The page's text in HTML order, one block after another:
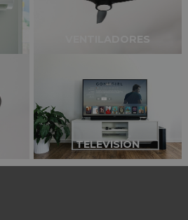
mayor rendimiento, con un
frescos.
Ajusta la temperatura
y sencillacon su termostato
interior, para que tus productos se
las mejores condiciones,
VENTILADORES
TELEVISIÓN